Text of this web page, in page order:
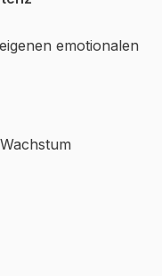
emotionalen